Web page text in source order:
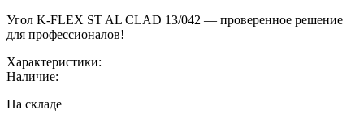
Угол K-FLEX ST AL CLAD 13/042 — проверенное решение
для профессионалов!
Характеристики:
Наличие:
На складе